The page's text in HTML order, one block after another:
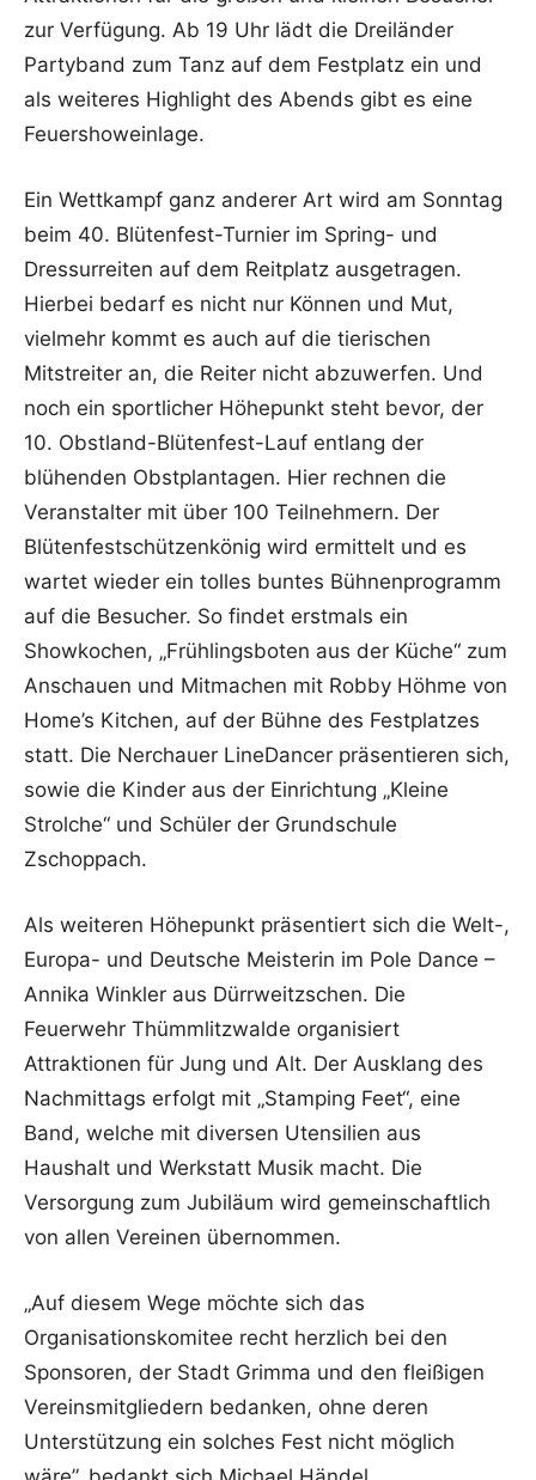
zur Verfügung. Ab 19 Uhr lädt die Dreiländer
Partyband zum Tanz auf dem Festplatz ein und
als weiteres Highlight des Abends gibt es eine
Feuershoweinlage.
Ein Wettkampf ganz anderer Art wird am Sonntag
beim 40. Blütenfest-Turnier im Spring- und
Dressurreiten auf dem Reitplatz ausgetragen.
Hierbei bedarf es nicht nur Können und Mut,
vielmehr kommt es auch auf die tierischen
Mitstreiter an, die Reiter nicht abzuwerfen. Und
noch ein sportlicher Höhepunkt steht bevor, der
10. Obstland-Blütenfest-Lauf entlang der
blühenden Obstplantagen. Hier rechnen die
Veranstalter mit über 100 Teilnehmern. Der
Blütenfestschützenkönig wird ermittelt und es
wartet wieder ein tolles buntes Bühnenprogramm
auf die Besucher. So findet erstmals ein
Showkochen, „Frühlingsboten aus der Küche“ zum
Anschauen und Mitmachen mit Robby Höhme von
Home’s Kitchen, auf der Bühne des Festplatzes
statt. Die Nerchauer LineDancer präsentieren sich,
sowie die Kinder aus der Einrichtung „Kleine
Strolche“ und Schüler der Grundschule
Zschoppach.
Als weiteren Höhepunkt präsentiert sich die Welt-,
Europa- und Deutsche Meisterin im Pole Dance –
Annika Winkler aus Dürrweitzschen. Die
Feuerwehr Thümmlitzwalde organisiert
Attraktionen für Jung und Alt. Der Ausklang des
Nachmittags erfolgt mit „Stamping Feet“, eine
Band, welche mit diversen Utensilien aus
Haushalt und Werkstatt Musik macht. Die
Versorgung zum Jubiläum wird gemeinschaftlich
von allen Vereinen übernommen.
„Auf diesem Wege möchte sich das
Organisationskomitee recht herzlich bei den
Sponsoren, der Stadt Grimma und den fleißigen
Vereinsmitgliedern bedanken, ohne deren
Unterstützung ein solches Fest nicht möglich